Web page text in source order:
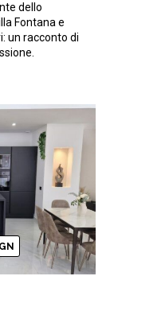
dello
Fontana e
un racconto di